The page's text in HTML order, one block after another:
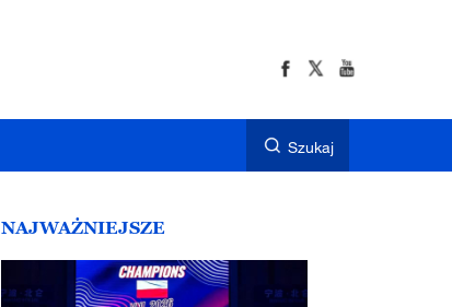
Szukaj
NAJWAŻNIEJSZE